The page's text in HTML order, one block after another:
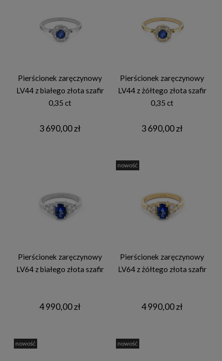
Pierścionek zaręczynowy
LV44 z białego złota szafir
0,35 ct
3 690,00 zł
Pierścionek zaręczynowy
LV44 z żółtego złota szafir
0,35 ct
3 690,00 zł
Pierścionek zaręczynowy
LV64 z białego złota szafir
4 990,00 zł
Pierścionek zaręczynowy
LV64 z żółtego złota szafir
4 990,00 zł
nowość
nowość nowość